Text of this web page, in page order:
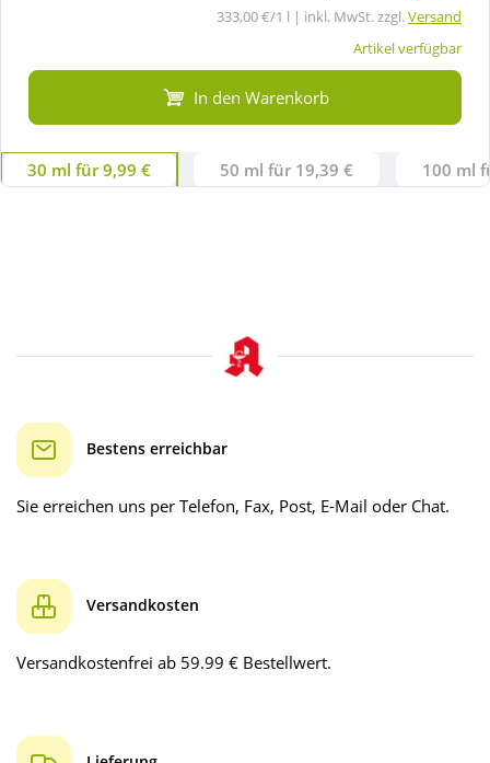
333,00 €/1 l | inkl. MwSt. zzgl.Versand
Artikel verfügbar
In den Warenkorb
30 ml für 9,99 € 50 ml für 19,39 € 100 ml
Bestens erreichbar
Sie erreichen uns per Telefon, Fax, Post, E-Mail oder Chat.
Versandkosten
Versandkostenfrei ab 59.99 € Bestellwert.